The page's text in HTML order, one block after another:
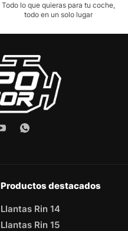
Todo lo que quieras para tu coche,
todo en un solo lugar
Productos destacados
Llantas Rin 14
Llantas Rin 15